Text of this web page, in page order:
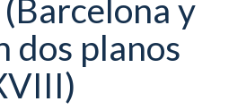
y
dos planos